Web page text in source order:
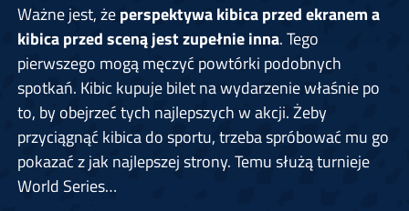
Ważne jest, żeperspektywa kibica przed ekranem a
kibica przed sceną jest zupełnie inna. Tego
pierwszego mogą męczyć powtórki podobnych
spotkań. Kibic kupuje bilet na wydarzenie właśnie po
to, by obejrzeć tych najlepszych w akcji. Żeby
przyciągnąć kibica do sportu, trzeba spróbować mu go
pokazać z jak najlepszej strony. Temu służą turnieje
World Series…